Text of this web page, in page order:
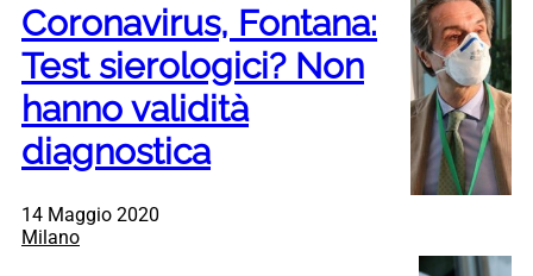
Coronavirus, Fontana:
Test sierologici? Non
hanno validità
diagnostica
14 Maggio 2020
Milano